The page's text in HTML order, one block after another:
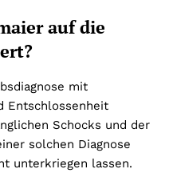
auf die
mit
Entschlossenheit
Schocks und der
solchen Diagnose
unterkriegen lassen.